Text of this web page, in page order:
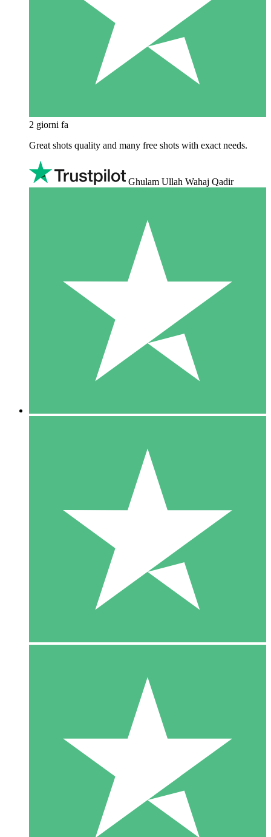
2 giorni fa
Great shots quality and many free shots with exact needs.
Ghulam Ullah Wahaj Qadir